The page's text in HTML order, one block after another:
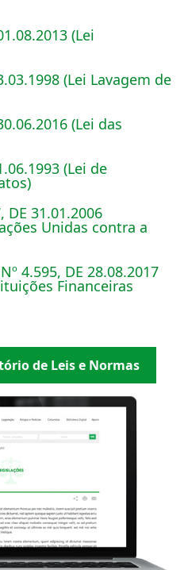
(Lei
(Lei Lavagem de
(Lei das
(Lei de
DE 31.01.2006
Unidas contra a
4.595, DE 28.08.2017
Financeiras
de Leis e Normas